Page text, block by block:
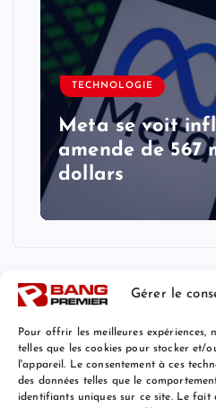
Gérer le
Pour offrir les meilleures expériences,
telles que les cookies pour stocker et/
l'appareil. Le consentement à ces
des données telles que le
identifiants uniques sur ce site. Le fait
TECHNOLOGIE
Meta se voit
amende de 567
dollars
Mentions Légales